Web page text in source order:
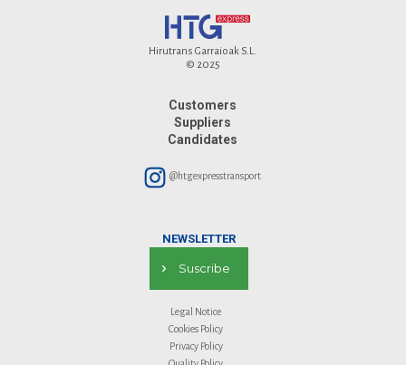
Hirutrans Garraioak S.L.
© 2025
Customers
Suppliers
Candidates
@htgexpresstransport
NEWSLETTER
Suscribe
Legal Notice
Cookies Policy
Privacy Policy